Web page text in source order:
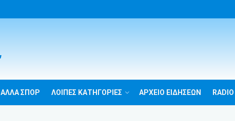
ΑΛΛΑ ΣΠΟΡ ΛΟΙΠΕΣ ΚΑΤΗΓΟΡΙΕΣ ΑΡΧΕΙΟ ΕΙΔΗΣΕΩΝ RADIO